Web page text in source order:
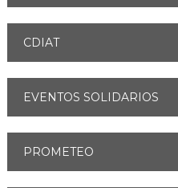
CDIAT
EVENTOS SOLIDARIOS
PROMETEO